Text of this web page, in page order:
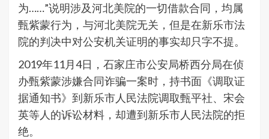
为……”说明涉及河北美院的一切借款合同，均属
甄紫蒙行为，与河北美院无关，但是在新乐市法
院的判决中对公安机关证明的事实却只字不提。
2019年11月4日，石家庄市公安局桥西分局在侦
办甄紫蒙涉嫌合同诈骗一案时，持书面《调取证
据通知书》到新乐市人民法院调取甄平社、宋会
英等人的诉讼材料，却遭到新乐市人民法院的拒
绝。